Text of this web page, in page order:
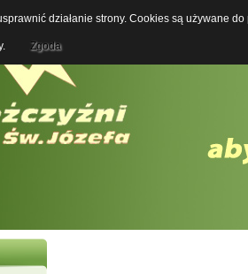
Boży
działanie strony. Cookies są używane
Zgoda